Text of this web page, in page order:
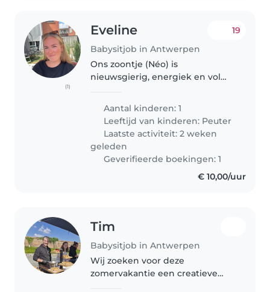
(1)
Eveline
Babysitjob in Antwerpen
19
Ons zoontje (Néo) is
nieuwsgierig, energiek en vol
attente Babysitter die graag met
huisdieren omgaat. Laat gerust
iets weten als je interesse hebt!
Aantal kinderen: 1
Leeftijd van kinderen: Peuter
Laatste activiteit: 2 weken
geleden
Geverifieerde boekingen: 1
€ 10,00/uur
Tim
Babysitjob in Antwerpen
Wij zoeken voor deze
zomervakantie een creatieve